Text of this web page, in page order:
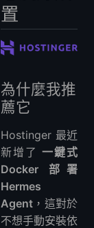
置
為什麼我推
薦它
Hostinger 最近
新增了一鍵式
Docker 部署
Hermes
Agent ，這對於
不想手動安裝依